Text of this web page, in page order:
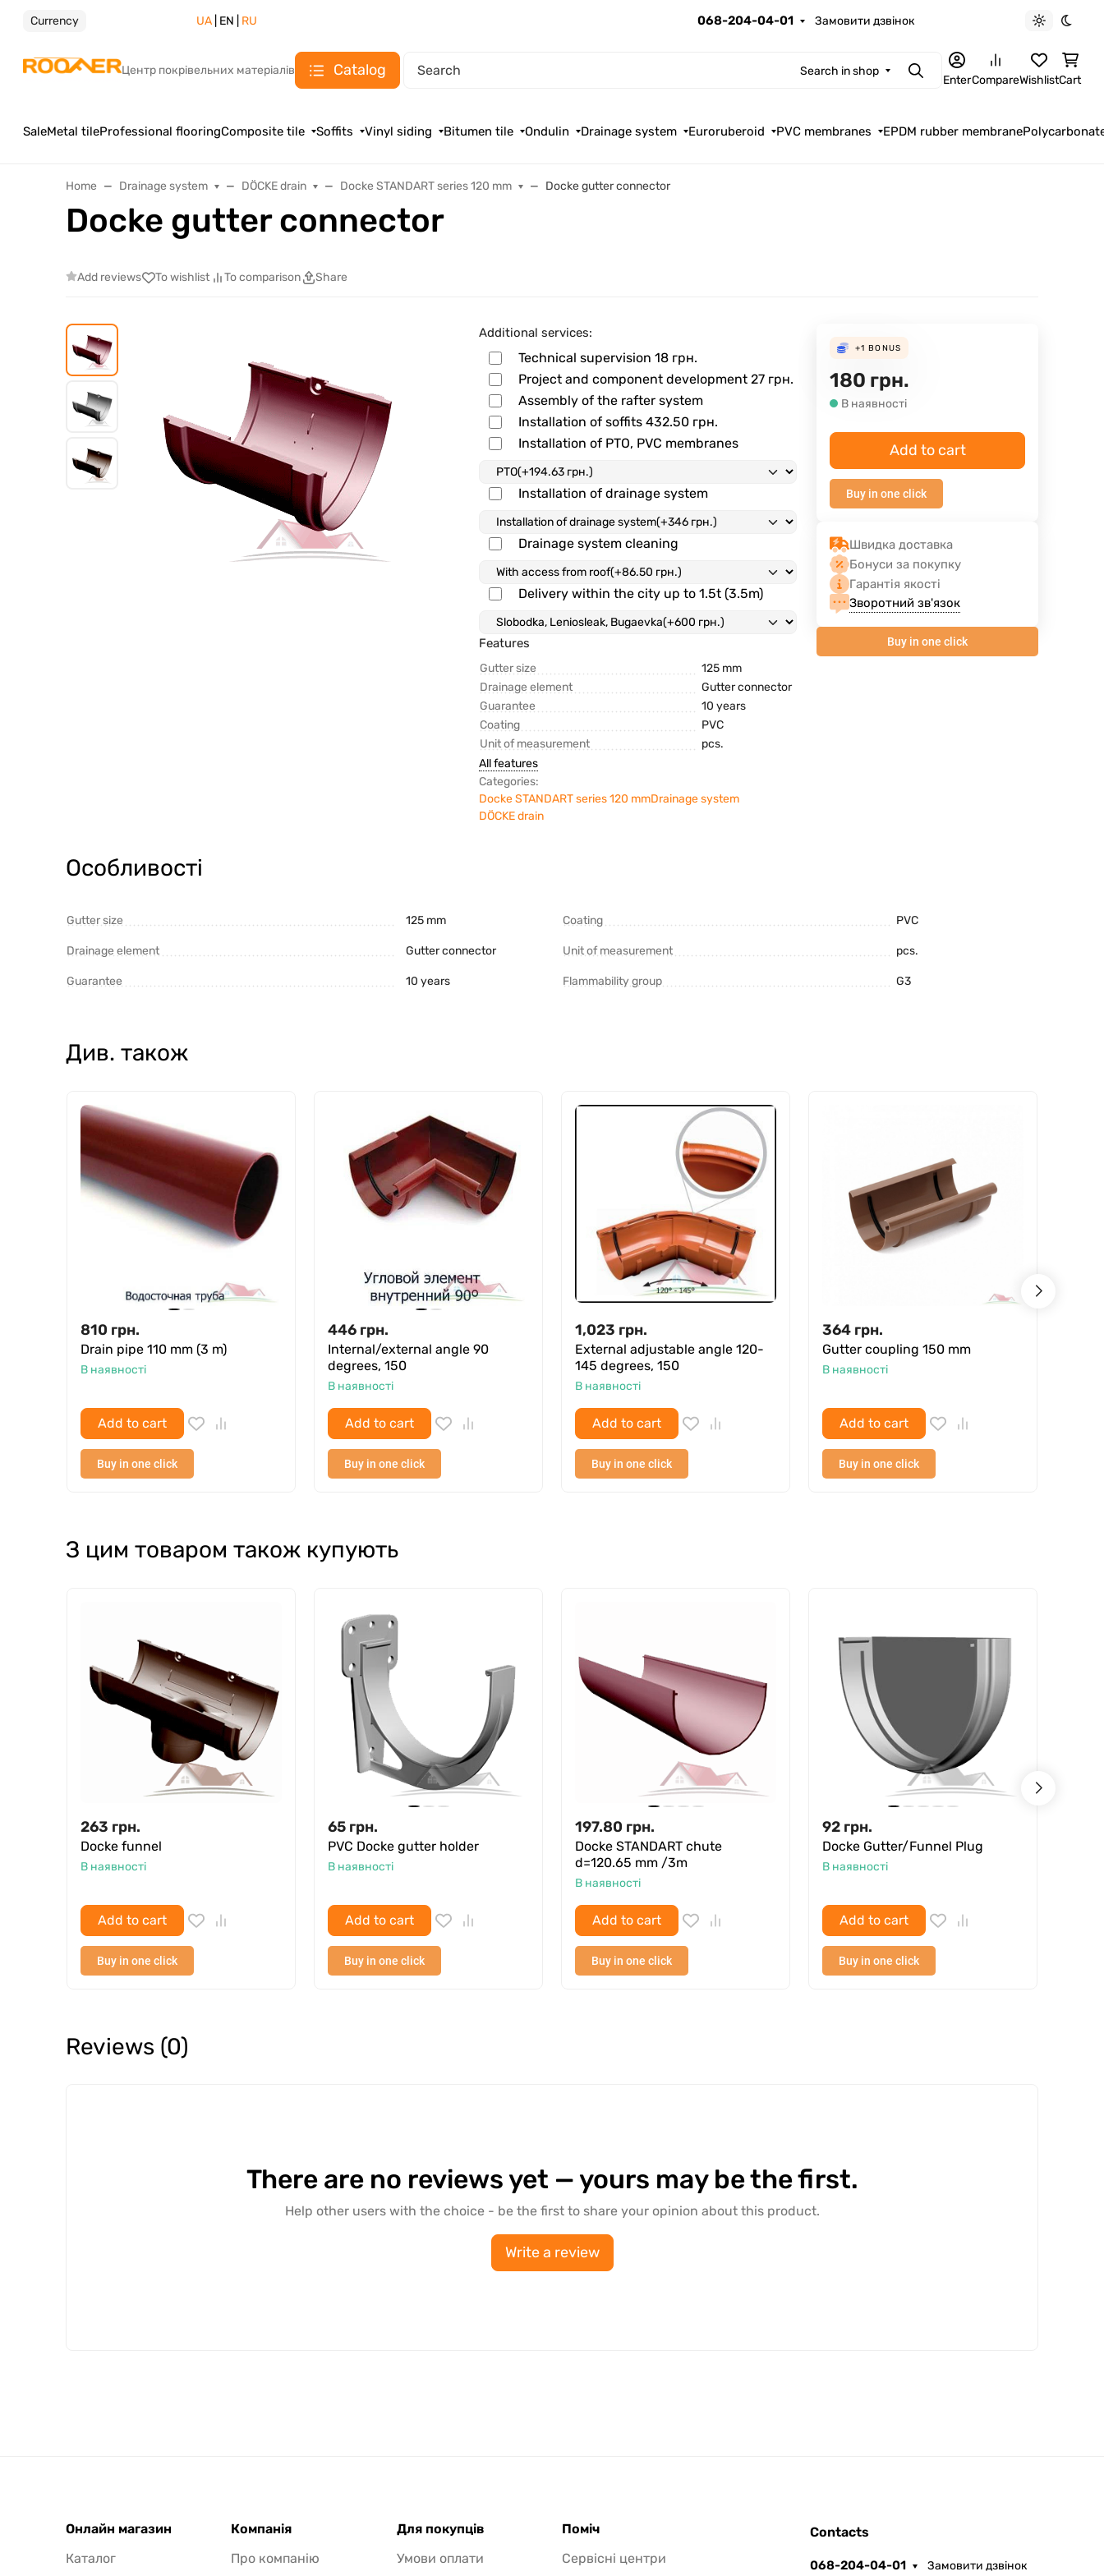
Currency UA| EN | RU 068-204-04-01 Замовити дзвінок
Light theme
Dark
Центр покрівельних матеріалів Catalog Search in shop SearchEnterCompareWishlistCart
SaleMetal tileProfessional flooringComposite tile Soffits Vinyl siding Bitumen tile Ondulin Drainage system Euroruberoid PVC membranes EPDM rubber membrane
Home Drainage system DÖCKE drain Docke STANDART series 120 mm Docke gutter connector
Docke gutter connector
Add reviews To wishlist To comparison Share
Additional services:
Technical supervision18 грн.
Project and component development27 грн.
Assembly of the rafter system
Installation of soffits432.50 грн.
Installation of PTO, PVC membranes
Installation of drainage system
Drainage system cleaning
Delivery within the city up to 1.5t (3.5m)
Features
Gutter size
125 mm
Drainage element
Gutter connector
Guarantee
10 years
Coating
PVC
Unit of measurement
pcs.
All features
Categories:
Docke STANDART series 120 mmDrainage system
DÖCKE drain
+1 BONUS
180 грн.
В наявності
Add to cart
Buy in one click
Швидка доставка
Бонуси за покупку
Гарантія якості
Зворотний зв'язок
Buy in one click
Особливості
Gutter size 125 mm
Drainage element Gutter connector
Guarantee 10 years
Coating PVC
Unit of measurement pcs.
Flammability group G3
Див. також
810 грн.
Drain pipe 110 mm (3 m)
В наявності
Add to cart
Buy in one click
446 грн.
Internal/external angle 90
degrees, 150
В наявності
Add to cart
Buy in one click
1,023 грн.
External adjustable angle 120-
145 degrees, 150
В наявності
Add to cart
Buy in one click
364 грн.
Gutter coupling 150 mm
В наявності
Add to cart
Buy in one click
З цим товаром також купують
263 грн.
Docke funnel
В наявності
Add to cart
Buy in one click
65 грн.
PVC Docke gutter holder
В наявності
Add to cart
Buy in one click
197.80 грн.
Docke STANDART chute
d=120.65 mm /3m
В наявності
Add to cart
Buy in one click
92 грн.
Docke Gutter/Funnel Plug
В наявності
Add to cart
Buy in one click
Reviews (0)
There are no reviews yet — yours may be the first.
Help other users with the choice - be the first to share your opinion about this product.
Write a review
Онлайн магазин
Каталог
Компанія
Про компанію
Для покупців
Умови оплати
Поміч
Сервісні центри
Contacts
068-204-04-01 Замовити дзвінок
ROOFER
AI помічник